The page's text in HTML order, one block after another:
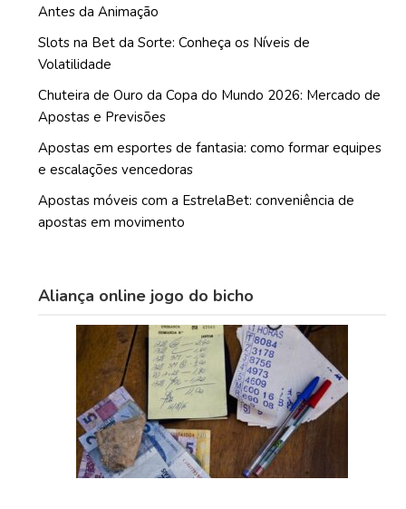
Antes da Animação
Slots na Bet da Sorte: Conheça os Níveis de
Volatilidade
Chuteira de Ouro da Copa do Mundo 2026: Mercado de
Apostas e Previsões
Apostas em esportes de fantasia: como formar equipes
e escalações vencedoras
Apostas móveis com a EstrelaBet: conveniência de
apostas em movimento
Aliança online jogo do bicho